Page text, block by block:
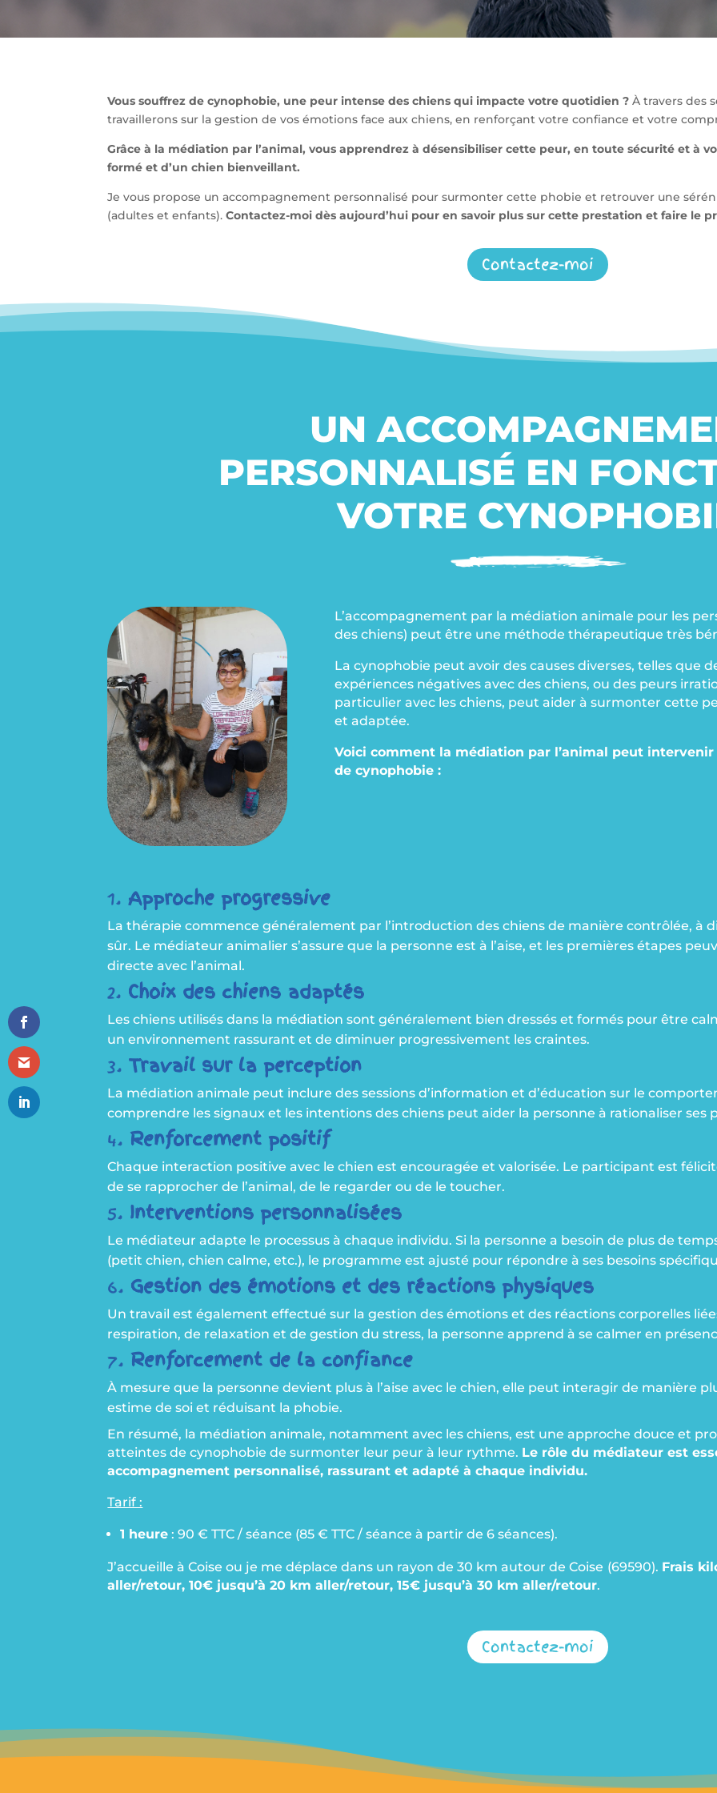
Vous souffrez de cynophobie, une peur intense des chiens qui impacte votre quotidien ?À travers des
travaillerons sur la gestion de vos émotions face aux chiens, en renforçant votre confiance et votre
Grâce à la médiation par l’animal, vous apprendrez à désensibiliser cette peur, en toute sécurité et à
formé et d’un chien bienveillant.
Je vous propose un accompagnement personnalisé pour surmonter cette phobie et retrouver une
(adultes et enfants).Contactez-moi dès aujourd’hui pour en savoir plus sur cette prestation et faire le
Contactez-moi
UN
PERSONNALISÉ EN
VOTRE
L’accompagnement par la médiation animale pour les
des chiens) peut être une méthode thérapeutique très
La cynophobie peut avoir des causes diverses, telles que
expériences négatives avec des chiens, ou des peurs
particulier avec les chiens, peut aider à surmonter cette
et adaptée.
Voici comment la médiation par l’animal peut
de cynophobie :
1.Approche progressive
La thérapie commence généralement par l’introduction des chiens de manière contrôlée, à
sûr. Le médiateur animalier s’assure que la personne est à l’aise, et les premières étapes
directe avec l’animal.
2. Choix des chiens adaptés
Les chiens utilisés dans la médiation sont généralement bien dressés et formés pour être
un environnement rassurant et de diminuer progressivement les craintes.
3.Travail sur la perception
La médiation animale peut inclure des sessions d’information et d’éducation sur le
comprendre les signaux et les intentions des chiens peut aider la personne à rationaliser ses
4. Renforcement positif
Chaque interaction positive avec le chien est encouragée et valorisée. Le participant est
de se rapprocher de l’animal, de le regarder ou de le toucher.
5. Interventions personnalisées
Le médiateur adapte le processus à chaque individu. Si la personne a besoin de plus de
(petit chien, chien calme, etc.), le programme est ajusté pour répondre à ses besoins
6. Gestion des émotions et des réactions physiques
Un travail est également effectué sur la gestion des émotions et des réactions corporelles
respiration, de relaxation et de gestion du stress, la personne apprend à se calmer en
7. Renforcement de la confiance
À mesure que la personne devient plus à l’aise avec le chien, elle peut interagir de manière
estime de soi et réduisant la phobie.
En résumé, la médiation animale, notamment avec les chiens, est une approche douce et
atteintes de cynophobie de surmonter leur peur à leur rythme. Le rôle du médiateur est
accompagnement personnalisé, rassurant et adapté à chaque individu.
Tarif :
1 heure : 90 € TTC / séance (85 € TTC / séance à partir de 6 séances).
J’accueille à Coise ou je me déplace dans un rayon de 30 km autour de Coise (69590). Frais
aller/retour, 10€ jusqu’à 20 km aller/retour, 15€ jusqu’à 30 km aller/retour.
Contactez-moi